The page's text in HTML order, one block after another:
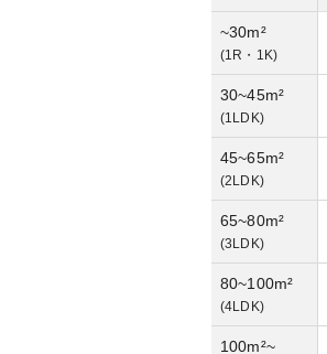
~30m²
(1R・1K)
30~45m²
(1LDK)
45~65m²
(2LDK)
65~80m²
(3LDK)
80~100m²
(4LDK)
100m²~